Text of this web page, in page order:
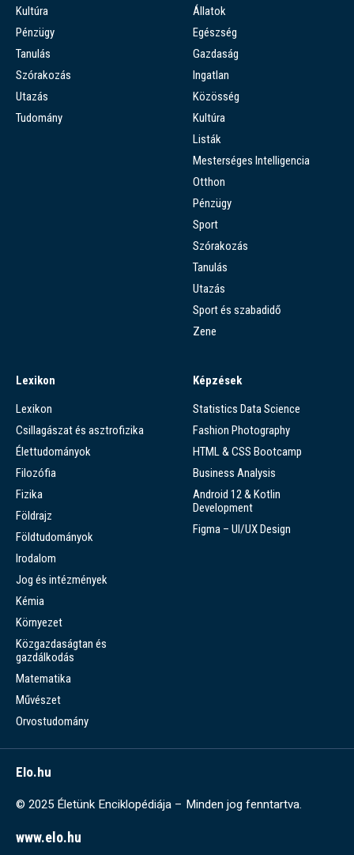
Kultúra
Pénzügy
Tanulás
Szórakozás
Utazás
Tudomány
Állatok
Egészség
Gazdaság
Ingatlan
Közösség
Kultúra
Listák
Mesterséges Intelligencia
Otthon
Pénzügy
Sport
Szórakozás
Tanulás
Utazás
Sport és szabadidő
Zene
Lexikon
Lexikon
Csillagászat és asztrofizika
Élettudományok
Filozófia
Fizika
Földrajz
Földtudományok
Irodalom
Jog és intézmények
Kémia
Környezet
Közgazdaságtan és
gazdálkodás
Matematika
Művészet
Orvostudomány
Képzések
Statistics Data Science
Fashion Photography
HTML & CSS Bootcamp
Business Analysis
Android 12 & Kotlin
Development
Figma – UI/UX Design
Elo.hu
© 2025 Életünk Enciklopédiája – Minden jog fenntartva.
www.elo.hu